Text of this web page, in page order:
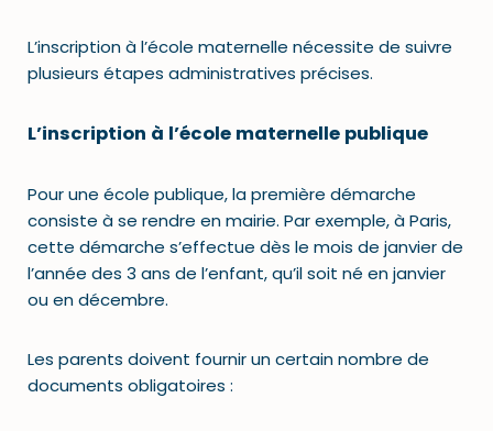
L’inscription à l’école maternelle nécessite de suivre
plusieurs étapes administratives précises.
L’inscription à l’école maternelle publique
Pour une école publique, la première démarche
consiste à se rendre en mairie. Par exemple, à Paris,
cette démarche s’effectue dès le mois de janvier de
l’année des 3 ans de l’enfant, qu’il soit né en janvier
ou en décembre.
Les parents doivent fournir un certain nombre de
documents obligatoires :